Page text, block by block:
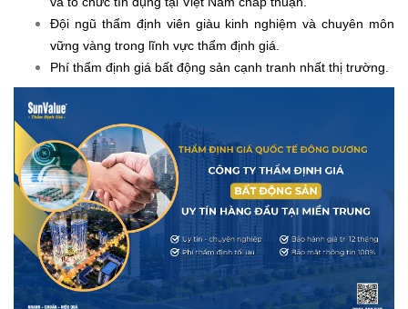
Đội ngũ thẩm định viên giàu kinh nghiệm và chuyên môn
vững vàng trong lĩnh vực thẩm định giá.
Phí thẩm định giá bất động sản cạnh tranh nhất thị trường.